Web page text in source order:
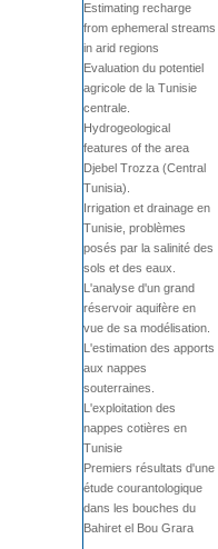
Estimating recharge
from ephemeral streams
in arid regions
Evaluation du potentiel
agricole de la Tunisie
centrale.
Hydrogeological
features of the area
Djebel Trozza (Central
Tunisia).
Irrigation et drainage en
Tunisie, problèmes
posés par la salinité des
sols et des eaux.
L'analyse d'un grand
réservoir aquifère en
vue de sa modélisation.
L'estimation des apports
aux nappes
souterraines.
L'exploitation des
nappes cotières en
Tunisie
Premiers résultats d'une
étude courantologique
dans les bouches du
Bahiret el Bou Grara